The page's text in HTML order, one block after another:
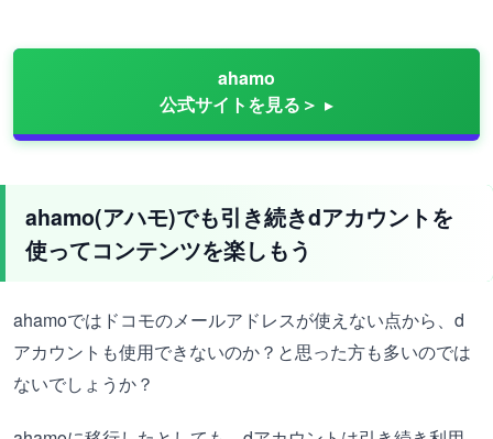
ahamo
公式サイトを見る＞
ahamo(アハモ)でも引き続きdアカウントを
使ってコンテンツを楽しもう
ahamoではドコモのメールアドレスが使えない点から、d
アカウントも使用できないのか？と思った方も多いのでは
ないでしょうか？